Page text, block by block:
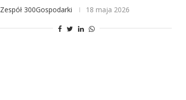
Zespół 300Gospodarki 18 maja 2026